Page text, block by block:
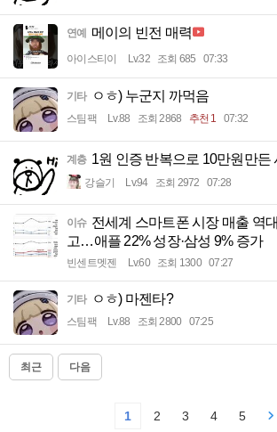
연예 메이의 빈전 매력
아이스티이 Lv.32 조회 685 07:33
기타 ㅇㅎ) 누군지 까먹음
스팀팩 Lv.88 조회 2868 추천 1 07:32
계층 1원 인증 반복으로 10만원만든
강슬기 Lv.94 조회 2972 07:28
이슈 전세계 스마트폰 시장 매출 역
고…애플 22% 성장·삼성 9% 증가
빈센트멧젠 Lv.60 조회 1300 07:27
기타 ㅇㅎ) 마젠타?
스팀팩 Lv.88 조회 2800 07:25
최근 다음
1 2 3 4 5